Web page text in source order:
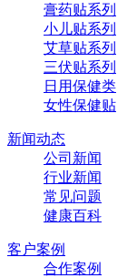
膏药贴系列
小儿贴系列
艾草贴系列
三伏贴系列
日用保健类
女性保健贴
新闻动态
公司新闻
行业新闻
常见问题
健康百科
客户案例
合作案例